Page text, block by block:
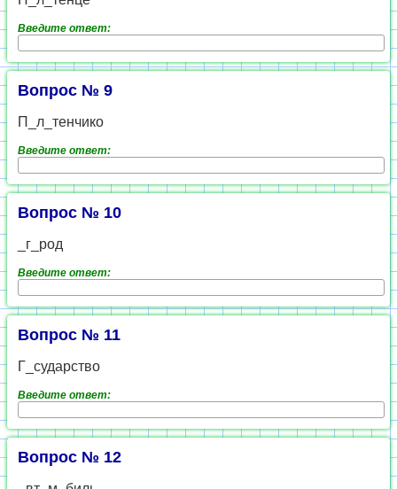
Введите ответ:
Вопрос № 9
П_л_тенчико
Введите ответ:
Вопрос № 10
_г_род
Введите ответ:
Вопрос № 11
Г_сударство
Введите ответ:
Вопрос № 12